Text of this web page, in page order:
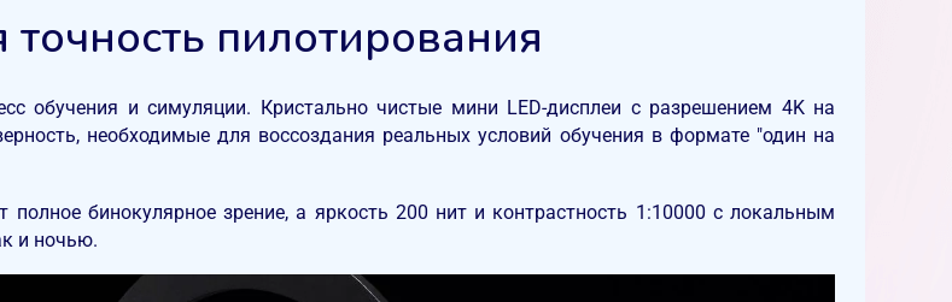
пилотирования
обучения и симуляции. Кристально чистые мини LED-дисплеи с разрешением 4K на
необходимые для воссоздания реальных условий обучения в формате "один на
бинокулярное зрение, а яркость 200 нит и контрастность 1:10000 с локальным
и ночью.